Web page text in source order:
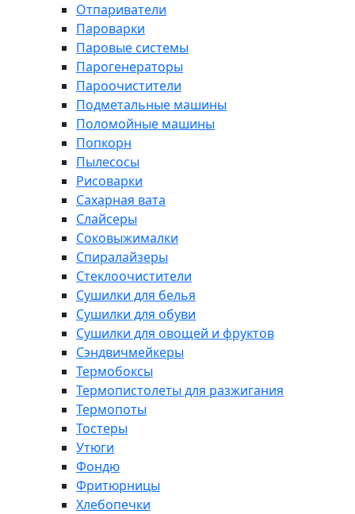
Отпариватели
Пароварки
Паровые системы
Парогенераторы
Пароочистители
Подметальные машины
Поломойные машины
Попкорн
Пылесосы
Рисоварки
Сахарная вата
Слайсеры
Соковыжималки
Спиралайзеры
Стеклоочистители
Сушилки для белья
Сушилки для обуви
Сушилки для овощей и фруктов
Сэндвичмейкеры
Термобоксы
Термопистолеты для разжигания
Термопоты
Тостеры
Утюги
Фондю
Фритюрницы
Хлебопечки